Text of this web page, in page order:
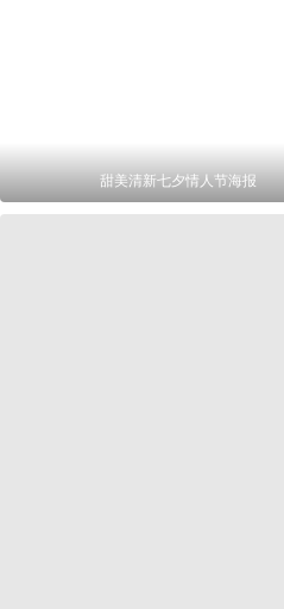
甜美清新七夕情人节海报